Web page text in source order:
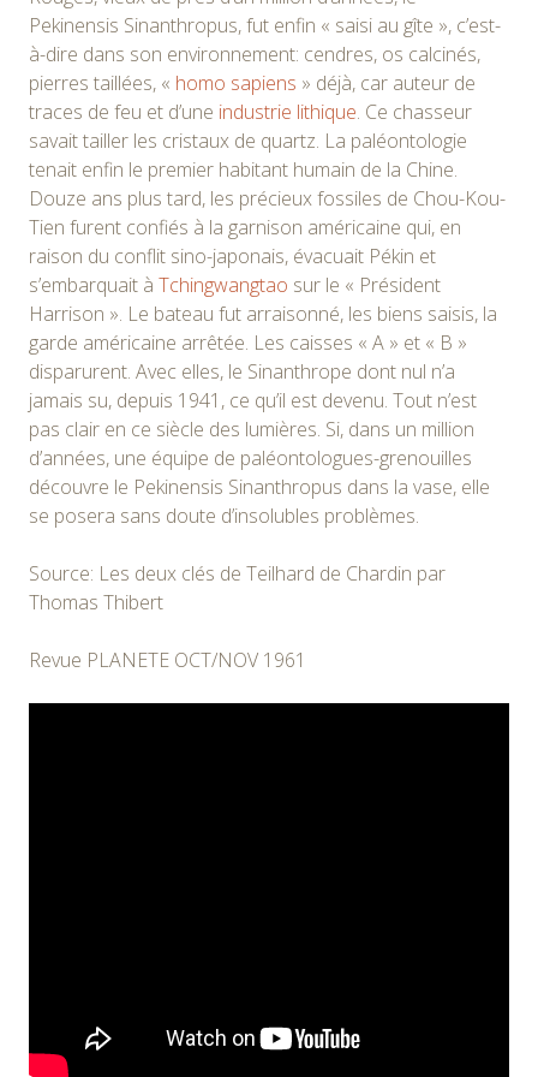
Pekinensis Sinanthropus, fut enfin « saisi au gîte », c’est-
à-dire dans son environnement: cendres, os calcinés,
pierres taillées, « homo sapiens » déjà, car auteur de
traces de feu et d’une industrie lithique. Ce chasseur
savait tailler les cristaux de quartz. La paléontologie
tenait enfin le premier habitant humain de la Chine.
Douze ans plus tard, les précieux fossiles de Chou-Kou-
Tien furent confiés à la garnison américaine qui, en
raison du conflit sino-japonais, évacuait Pékin et
s’embarquait à Tchingwangtao sur le « Président
Harrison ». Le bateau fut arraisonné, les biens saisis, la
garde américaine arrêtée. Les caisses « A » et « B »
disparurent. Avec elles, le Sinanthrope dont nul n’a
jamais su, depuis 1941, ce qu’il est devenu. Tout n’est
pas clair en ce siècle des lumières. Si, dans un million
d’années, une équipe de paléontologues-grenouilles
découvre le Pekinensis Sinanthropus dans la vase, elle
se posera sans doute d’insolubles problèmes.
Source: Les deux clés de Teilhard de Chardin par
Thomas Thibert
Revue PLANETE OCT/NOV 1961